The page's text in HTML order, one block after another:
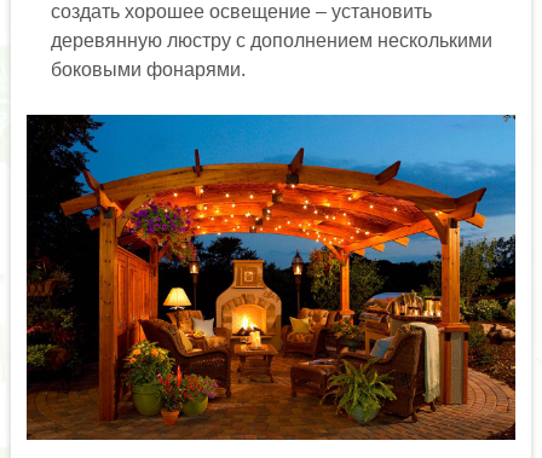
создать хорошее освещение – установить
деревянную люстру с дополнением несколькими
боковыми фонарями.